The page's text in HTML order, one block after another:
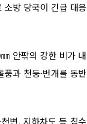
소방 당국이 긴급 대응
안팎의 강한 비가 내
과 천둥·번개를 동반
변, 지하차도 등 침수